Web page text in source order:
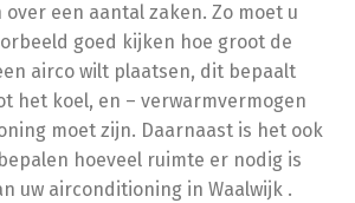
een aantal zaken. Zo moet u
goed kijken hoe groot de
airco wilt plaatsen, dit bepaalt
het koel, en – verwarmvermogen
moet zijn. Daarnaast is het ook
hoeveel ruimte er nodig is
uw airconditioning in Waalwijk .